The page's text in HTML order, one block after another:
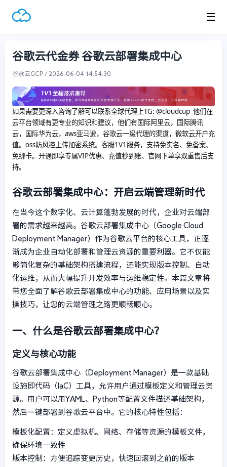
☰
谷歌云代金券 谷歌云部署集成中心
谷歌云GCP / 2026-06-04 14:54:30
如果需要更深入咨询了解可以联系全球代理上TG: @cloudcup 他们在
云平台领域有更专业的知识和建议，他们有国际阿里云，国际腾讯
云，国际华为云，aws亚马逊，谷歌云一级代理的渠道，微软云开户充
值。oss防风控上传加密系统。客服1V1服务，支持免实名、免备案、
免绑卡。开通即享专属VIP优惠、充值秒到账、官网下单享双重售后支
持。
谷歌云部署集成中心：开启云端管理新时代
在当今这个数字化、云计算蓬勃发展的时代，企业对云端部
署的需求越来越高。谷歌云部署集成中心（Google Cloud
Deployment Manager）作为谷歌云平台的核心工具，正逐
渐成为企业自动化部署和管理云资源的重要利器。它不仅能
够简化复杂的基础架构搭建流程，还能实现版本控制、自动
化运维，从而大幅提升开发效率与运维稳定性。本篇文章将
带您全面了解谷歌云部署集成中心的功能、应用场景以及实
操技巧，让您的云端管理之路更顺畅顺心。
一、什么是谷歌云部署集成中心？
定义与核心功能
谷歌云部署集成中心（Deployment Manager）是一款基础
设施即代码（IaC）工具，允许用户通过模板定义和管理云资
源。用户可以用YAML、Python等配置文件描述基础架构，
然后一键部署到谷歌云平台中。它的核心特性包括：
模板化配置：定义虚拟机、网络、存储等资源的模板文件，
确保环境一致性
版本控制：方便追踪变更历史，快速回滚到之前的版本